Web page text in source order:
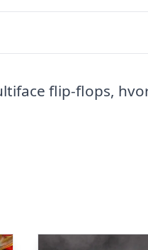
flip-flops,